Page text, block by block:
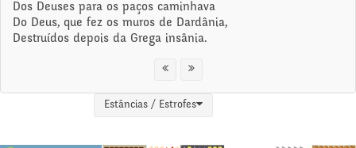
Dos Deuses para os paços caminhava
Do Deus, que fez os muros de Dardânia,
Destruídos depois da Grega insânia.
Estâncias / Estrofes